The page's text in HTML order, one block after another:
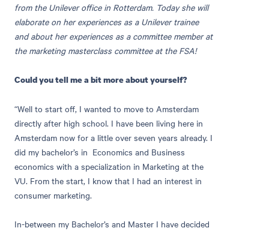
from the Unilever office in Rotterdam. Today she will
elaborate on her experiences as a Unilever trainee
and about her experiences as a committee member at
the marketing masterclass committee at the FSA!
Could you tell me a bit more about yourself?
“Well to start off, I wanted to move to Amsterdam
directly after high school. I have been living here in
Amsterdam now for a little over seven years already. I
did my bachelor’s in Economics and Business
economics with a specialization in Marketing at the
VU. From the start, I know that I had an interest in
consumer marketing.
In-between my Bachelor’s and Master I have decided